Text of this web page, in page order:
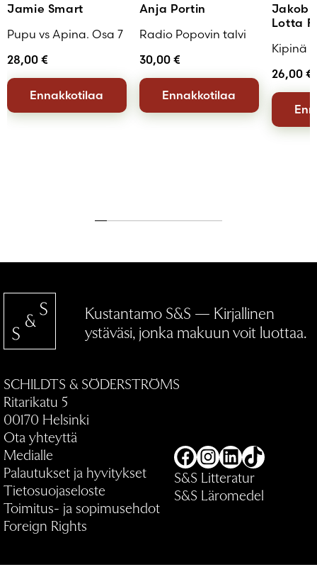
Jamie Smart
Pupu vs Apina. Osa 7
28,00 €
Ennakkotilaa
Anja Portin
Radio Popovin talvi
30,00 €
Ennakkotilaa
Jakob
Lotta
Kipinä
26,00 €
Kustantamo S&S — Kirjallinen
ystäväsi, jonka makuun voit luottaa.
SCHILDTS & SÖDERSTRÖMS
Ritarikatu 5
00170 Helsinki
Ota yhteyttä
Medialle
Palautukset ja hyvitykset
Tietosuojaseloste
Toimitus- ja sopimusehdot
Foreign Rights
Facebook
Instagram
LinkedIn
TikTok
S&S Litteratur
S&S Läromedel